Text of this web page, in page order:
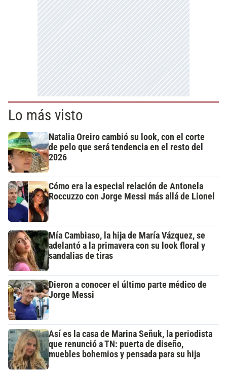
Lo más visto
Natalia Oreiro cambió su look, con el corte
de pelo que será tendencia en el resto del
2026
Cómo era la especial relación de Antonela
Roccuzzo con Jorge Messi más allá de Lionel
Mía Cambiaso, la hija de María Vázquez, se
adelantó a la primavera con su look floral y
sandalias de tiras
Dieron a conocer el último parte médico de
Jorge Messi
Así es la casa de Marina Señuk, la periodista
que renunció a TN: puerta de diseño,
muebles bohemios y pensada para su hija